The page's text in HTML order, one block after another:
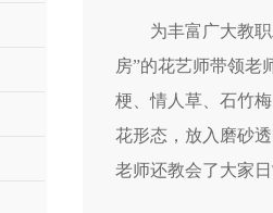
为丰富广大教
房”的花艺师带领老
梗、情人草、石竹
花形态，放入磨砂
老师还教会了大家